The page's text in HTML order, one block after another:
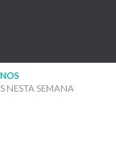
NESTA SEMANA